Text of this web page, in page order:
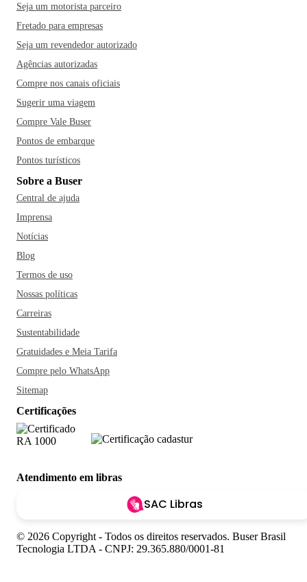
Seja um motorista parceiro
Fretado para empresas
Seja um revendedor autorizado
Agências autorizadas
Compre nos canais oficiais
Sugerir uma viagem
Compre Vale Buser
Pontos de embarque
Pontos turísticos
Sobre a Buser
Central de ajuda
Imprensa
Notícias
Blog
Termos de uso
Nossas políticas
Carreiras
Sustentabilidade
Gratuidades e Meia Tarifa
Compre pelo WhatsApp
Sitemap
Certificações
Atendimento em libras
SAC Libras
© 2026 Copyright - Todos os direitos reservados. Buser Brasil
Tecnologia LTDA - CNPJ: 29.365.880/0001-81